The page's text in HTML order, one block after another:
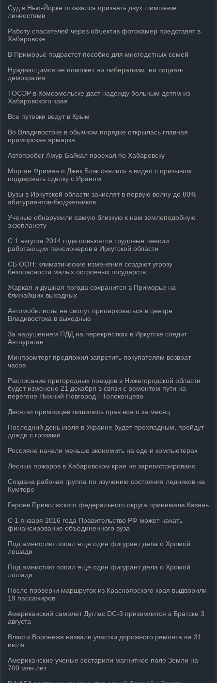
Суд в Нью-Йорке отказался признать двух шимпанзе
личностями
Работу спасателей через объектив фотокамер представят в
Хабаровске
В Приморье подрастет пособие для многодетных семей
Нуждающимся не поможет ни либерализм, ни социал-
демократия
ТОСЭР в Комсомольске даст надежду больным детям из
Хабаровского края
Все путевки ведут в Крым
Во Владивостоке в обычном порядке открылась главная
приморская ярмарка
Автопробег Амур-Байкал проехал по Хабаровску
Морган Фримен и Джек Блэк cнялись в видео с призывом
поддержать сделку с Ираном
Вузы в Иркутской области зачислят в первую волну до 80%
абитуриентов-бюджетников
Ученые обнаружили самую близкую к нам землеподобную
экзопланету
С 1 августа 2014 года повысятся трудовые пенсии
работающих пенсионеров в Иркутской области
СБ ООН: климатические изменения создают угрозу
безопасности малых островных государств
Жаркая и душная погода сохранится в Приморье на
ближайших выходных
Автомобилисты не смогут припарковаться в центре
Владивостока в выходные
За нарушением ПДД на перекрёстках в Иркутске следит
Автоураган
Минпромторг предложил запретить покупателям возврат
часов
Расписание пригородных поездов в Нижегородской области
будет изменено 21 декабря в связи с ремонтом пути на
перегоне Нижний Новгород - Толоконцево
Десятки приморцев лишились прав всего за месяц
Последний день июля в Украине будет прохладным, пройдут
дожди с грозами
Россияне начали меньше экономить на еде и компьютерах
Лесных пожаров в Хабаровском крае не зарегистрировано
Создана рабочая группа по изучению состояния ледников на
Кумторе
Героев Приволжского федерального округа принимала Казань
С 1 января 2016 года Правительство РФ может начать
финансирование объединенного вуза
Под амнистию попал еще один фигурант дела о Хромой
лошади
Под амнистию попал еще один фигурант дела о Хромой
лошади
После проверки маршруток из Красноярского края выдворили
19 пассажиров
Американский самолет Дуглас DC-3 приземлится в Братске 3
августа
Власти Воронежа назвали участки дорожного ремонта на 31
июля
Американские ученые состарили магнитное поле Земли на
700 млн лет